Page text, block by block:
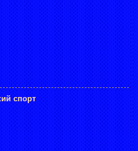
спорт